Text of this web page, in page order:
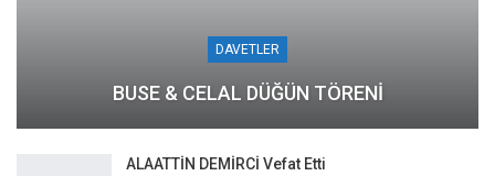
DAVETLER
BUSE & CELAL DÜĞÜN TÖRENİ
ALAATTİN DEMİRCİ Vefat Etti